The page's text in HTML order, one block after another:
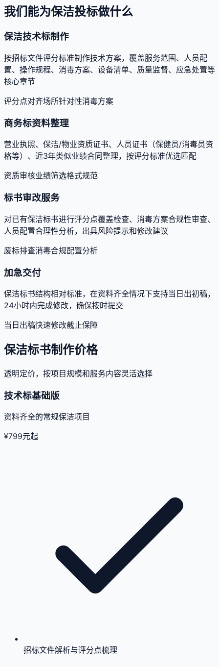
我们能为保洁投标做什么
保洁技术标制作
按招标文件评分标准制作技术方案，覆盖服务范围、人员配
置、操作规程、消毒方案、设备清单、质量监督、应急处置等
核心章节
评分点对齐场所针对性消毒方案
商务标资料整理
营业执照、保洁/物业资质证书、人员证书（保健员/消毒员资
格等）、近3年类似业绩合同整理，按评分标准优选匹配
资质审核业绩筛选格式规范
标书审改服务
对已有保洁标书进行评分点覆盖检查、消毒方案合规性审查、
人员配置合理性分析，出具风险提示和修改建议
废标排查消毒合规配置分析
加急交付
保洁标书结构相对标准，在资料齐全情况下支持当日出初稿，
24小时内完成修改，确保按时提交
当日出稿快速修改截止保障
保洁标书制作价格
透明定价，按项目规模和服务内容灵活选择
技术标基础版
资料齐全的常规保洁项目
¥799元起
招标文件解析与评分点梳理